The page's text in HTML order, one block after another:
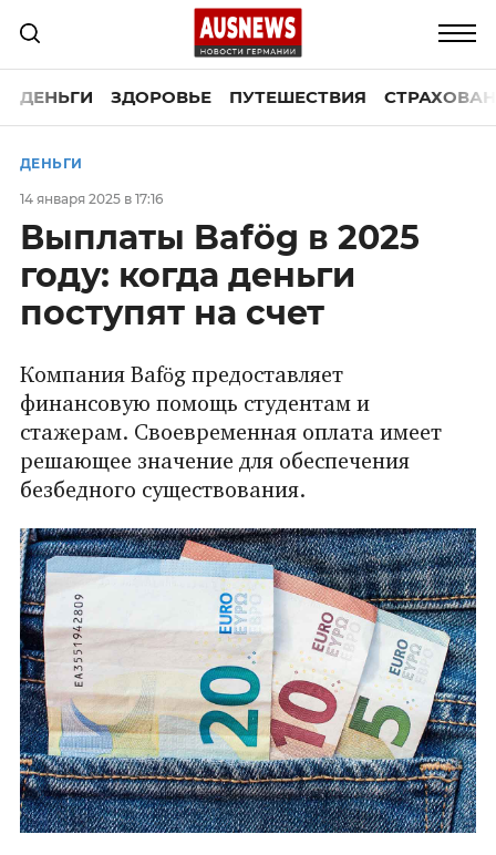
ДЕНЬГИ ЗДОРОВЬЕ ПУТЕШЕСТВИЯ
ДЕНЬГИ
14 января 2025 в 17:16
Выплаты Bafög в 2025
году: когда деньги
поступят на счет
Компания Bafög предоставляет
финансовую помощь студентам и
стажерам. Своевременная оплата имеет
решающее значение для обеспечения
безбедного существования.